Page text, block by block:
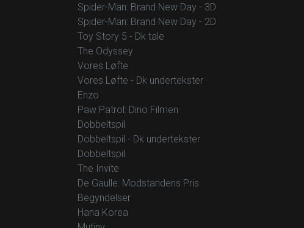
Spider-Man: Brand New Day - 3D
Spider-Man: Brand New Day - 2D
Toy Story 5 - Dk tale
The Odyssey
Vores Løfte
Vores Løfte - Dk undertekster
Enzo
Paw Patrol: Dino Filmen
Dobbeltspil
Dobbeltspil - Dk undertekster
Dobbeltspil
The Invite
De Gaulle: Modstandens Pris
Begyndelser
Hana Korea